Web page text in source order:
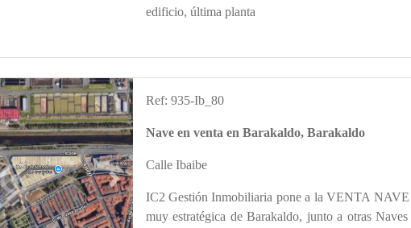
edificio, última planta
Next
Ref: 935-Ib_80
Nave en venta en Barakaldo, Barakaldo
Calle Ibaibe
IC2 Gestión Inmobiliaria pone a la VENTA
muy estratégica de Barakaldo, junto a otras